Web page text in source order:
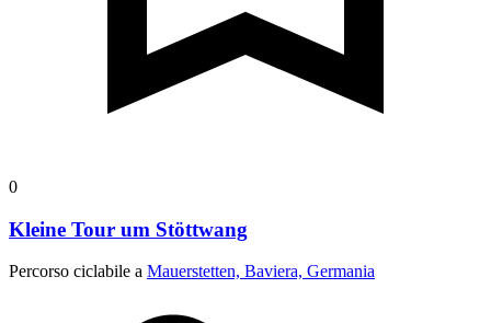
0
Kleine Tour um Stöttwang
Percorso ciclabile a Mauerstetten, Baviera, Germania